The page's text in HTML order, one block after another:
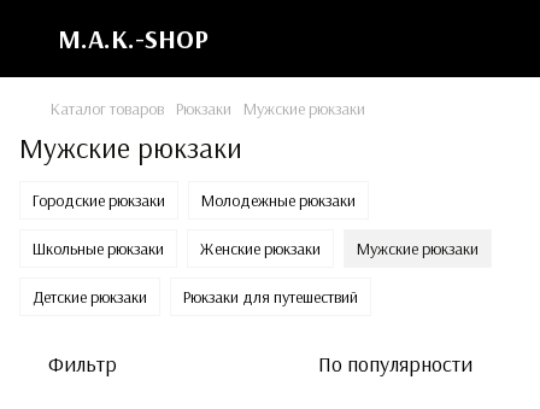
M.A.K.-SHOP
Каталог товаров Рюкзаки Мужские рюкзаки
Мужские рюкзаки
Городские рюкзаки Молодежные рюкзаки
Школьные рюкзаки Женские рюкзаки Мужские рюкзаки
Детские рюкзаки Рюкзаки для путешествий
Фильтр По популярности